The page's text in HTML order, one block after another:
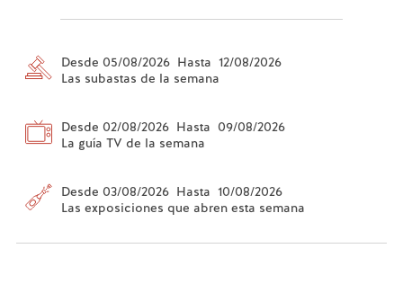
Desde 05/08/2026 Hasta 12/08/2026
Las subastas de la semana
Desde 02/08/2026 Hasta 09/08/2026
La guía TV de la semana
Desde 03/08/2026 Hasta 10/08/2026
Las exposiciones que abren esta semana